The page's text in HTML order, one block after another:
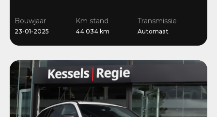
Bouwjaar
23-01-2025
Km stand
44.034 km
Transmissie
Automaat